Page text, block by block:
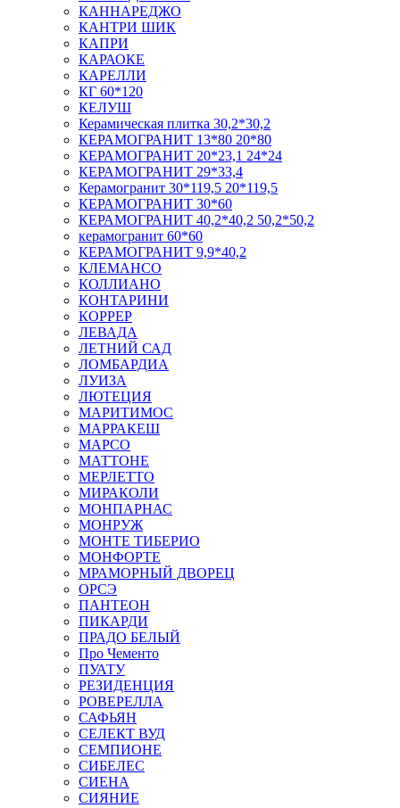
КАННАРЕДЖО
КАНТРИ ШИК
КАПРИ
КАРАОКЕ
КАРЕЛЛИ
КГ 60*120
КЕЛУШ
Керамическая плитка 30,2*30,2
КЕРАМОГРАНИТ 13*80 20*80
КЕРАМОГРАНИТ 20*23,1 24*24
КЕРАМОГРАНИТ 29*33,4
Керамогранит 30*119,5 20*119,5
КЕРАМОГРАНИТ 30*60
КЕРАМОГРАНИТ 40,2*40,2 50,2*50,2
керамогранит 60*60
КЕРАМОГРАНИТ 9,9*40,2
КЛЕМАНСО
КОЛЛИАНО
КОНТАРИНИ
КОРРЕР
ЛЕВАДА
ЛЕТНИЙ САД
ЛОМБАРДИА
ЛУИЗА
ЛЮТЕЦИЯ
МАРИТИМОС
МАРРАКЕШ
МАРСО
МАТТОНЕ
МЕРЛЕТТО
МИРАКОЛИ
МОНПАРНАС
МОНРУЖ
МОНТЕ ТИБЕРИО
МОНФОРТЕ
МРАМОРНЫЙ ДВОРЕЦ
ОРСЭ
ПАНТЕОН
ПИКАРДИ
ПРАДО БЕЛЫЙ
Про Чементо
ПУАТУ
РЕЗИДЕНЦИЯ
РОВЕРЕЛЛА
САФЬЯН
СЕЛЕКТ ВУД
СЕМПИОНЕ
СИБЕЛЕС
СИЕНА
СИЯНИЕ